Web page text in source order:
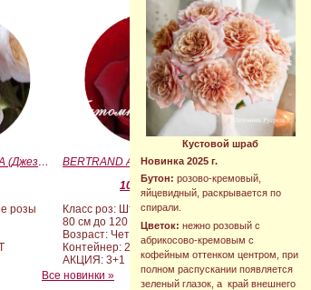
Кустовой шраб
Новинка 2025 г.
Бутон: розово-кремовый,
яйцевидный, раскрывается по
спирали.
Цветок: нежно розовый с
абрикосово-кремовым с
кофейным оттенком центром, при
полном распускании появляется
зеленый глазок, а край внешнего
GESUALDO DA VENOSA (Джезуальдо Ди Веноза)
розы
BERTRAND AMOUSSOU (Бертран Амуссу)
10 000 руб.
Класс роз: Штамбовые формы от
80 см до 120 см
Возраст: Четырех-пятилетние
Контейнер: 20 литров
АКЦИЯ: 3+1
Все новинки »